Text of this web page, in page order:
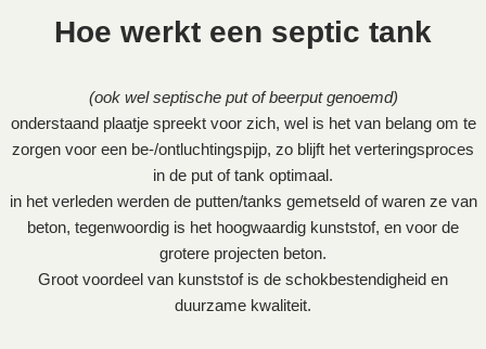
Hoe werkt een septic tank
(ook wel septische put of beerput genoemd)
onderstaand plaatje spreekt voor zich, wel is het van belang om te
zorgen voor een be-/ontluchtingspijp, zo blijft het verteringsproces
in de put of tank optimaal.
in het verleden werden de putten/tanks gemetseld of waren ze van
beton, tegenwoordig is het hoogwaardig kunststof, en voor de
grotere projecten beton.
Groot voordeel van kunststof is de schokbestendigheid en
duurzame kwaliteit.